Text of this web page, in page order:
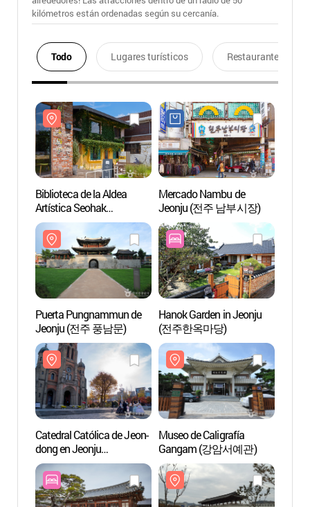
kilómetros están ordenadas según su cercanía.
Todo Lugares turísticos Restaurantes
Biblioteca de la Aldea
Artística Seohak
(서학예술마을도서관)
Mercado Nambu de
Jeonju (전주 남부시장)
Puerta Pungnammun de
Jeonju (전주 풍남문)
Hanok Garden in Jeonju
(전주한옥마당)
Catedral Católica de Jeon-
dong en Jeonju
(전주전동성당)
Museo de Caligrafía
Gangam (강암서예관)